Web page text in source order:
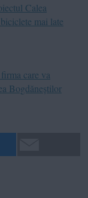
Calea
mai late
care va
Bogdăneștilor